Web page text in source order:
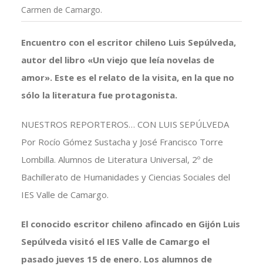
Carmen de Camargo.
Encuentro con el escritor chileno Luis Sepúlveda,
autor del libro «Un viejo que leía novelas de
amor». Este es el relato de la visita, en la que no
sólo la literatura fue protagonista.
NUESTROS REPORTEROS… CON LUIS SEPÚLVEDA
Por Rocío Gómez Sustacha y José Francisco Torre
Lombilla. Alumnos de Literatura Universal, 2º de
Bachillerato de Humanidades y Ciencias Sociales del
IES Valle de Camargo.
El conocido escritor chileno afincado en Gijón Luis
Sepúlveda visitó el IES Valle de Camargo el
pasado jueves 15 de enero. Los alumnos de